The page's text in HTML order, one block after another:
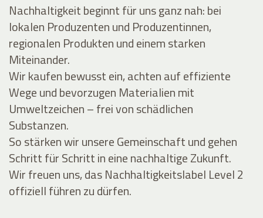
Nachhaltigkeit beginnt für uns ganz nah: bei
lokalen Produzenten und Produzentinnen,
regionalen Produkten und einem starken
Miteinander.
Wir kaufen bewusst ein, achten auf effiziente
Wege und bevorzugen Materialien mit
Umweltzeichen – frei von schädlichen
Substanzen.
So stärken wir unsere Gemeinschaft und gehen
Schritt für Schritt in eine nachhaltige Zukunft.
Wir freuen uns, das Nachhaltigkeitslabel Level 2
offiziell führen zu dürfen.